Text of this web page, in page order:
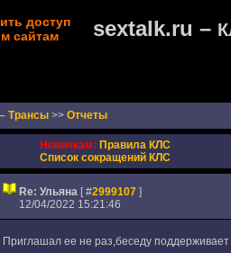
доступ
сайтам
sextalk.ru –
Трансы >> Отчеты
Новичкам: Правила КЛС
Список сокращений КЛС
Re: Ульяна [ #2999107]
12/04/2022 15:21:46
Приглашал ее не раз,беседу